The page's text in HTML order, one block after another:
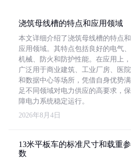
浇筑母线槽的特点和应用领域
本文详细介绍了浇筑母线槽的特点和
应用领域。其特点包括良好的电气、
机械、防火和防护性能。在应用上，
广泛用于商业建筑、工业厂房、医院
和数据中心等场所，凭借自身优势满
足不同领域对电力供应的高要求，保
障电力系统稳定运行。
2026年8月4日
13米平板车的标准尺寸和载重参
数